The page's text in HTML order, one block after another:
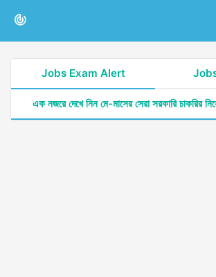
Jobs Exam Alert
এক নজরে দেখে নিন মে-মাসের সেরা সরকারি চাকরির